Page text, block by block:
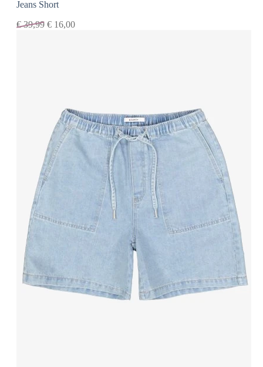
Jeans Short
€39,99 € 16,00